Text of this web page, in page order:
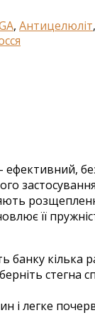
, Антицелюліт,
ефективний,
її
банку
стегна
і легке